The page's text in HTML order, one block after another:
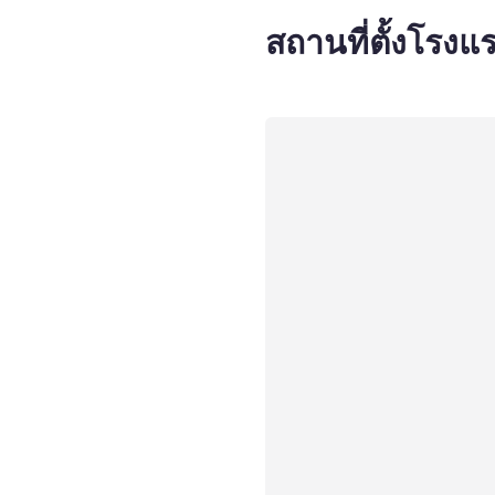
สถานที่ตั้งโรงแ